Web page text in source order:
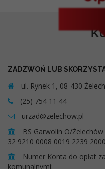
ZADZWOŃ LUB
ul. Rynek 1, 08-430
(25) 754 11 44
urzad@zelechow.pl
BS Garwolin O/Żelechów
32 9210 0008 0019 2239
Numer Konta do opłat
komunalnymi: